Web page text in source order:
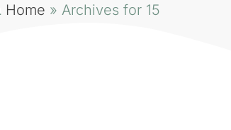
Home » Archives for 15 באפריל 2024